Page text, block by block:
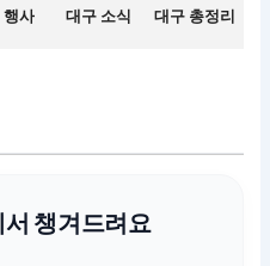
행사 대구 소식 대구 총정리
챙겨드려요